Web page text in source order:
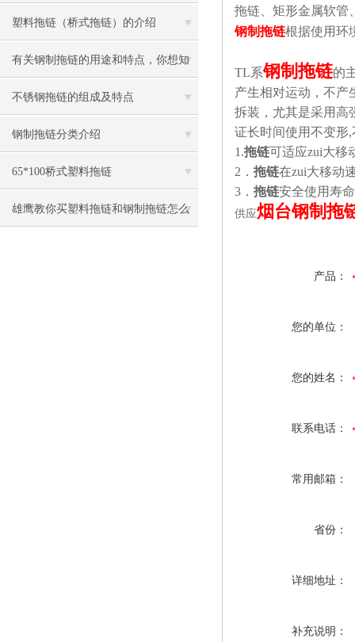
塑料拖链（桥式拖链）的介绍
有关钢制拖链的用途和特点，你想知
道的全在这
不锈钢拖链的组成及特点
钢制拖链分类介绍
65*100桥式塑料拖链
雄鹰教你买塑料拖链和钢制拖链怎么
拖链、矩形金属软管
钢制拖链根据使用环
TL系钢制拖链的
产生相对运动，不产
拆装，尤其是采用高
证长时间使用不变形
1.拖链可适应zui大移
2 ． 拖链在zui大移动
3． 拖链安全使用寿
供应烟台钢制拖
产品：
您的单位：
您的姓名：
联系电话：
常用邮箱：
省份：
详细地址：
补充说明：